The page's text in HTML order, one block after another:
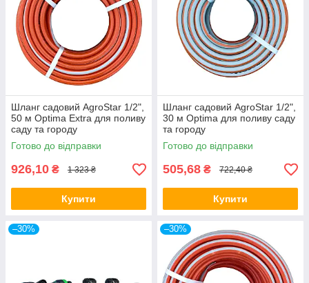
Шланг садовий AgroStar 1/2",
50 м Optima Extra для поливу
саду та городу
Готово до відправки
926,10 ₴ 1 323 ₴
Купити
Шланг садовий AgroStar 1/2",
30 м Optima для поливу саду
та городу
Готово до відправки
505,68 ₴ 722,40 ₴
Купити
–30% –30%